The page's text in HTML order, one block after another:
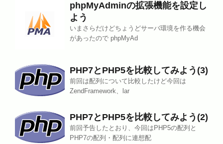
phpMyAdminの拡張機能を設定し
よう
いまさらだけどちょうどサーバ環境を作る機会
があったので phpMyAd
PHP7とPHP5を比較してみよう(3)
前回は配列について比較したけど今回は
ZendFramework、lar
PHP7とPHP5を比較してみよう(2)
前回予告したとおり、今回はPHP5の配列と
PHP7の配列・配列に連想配